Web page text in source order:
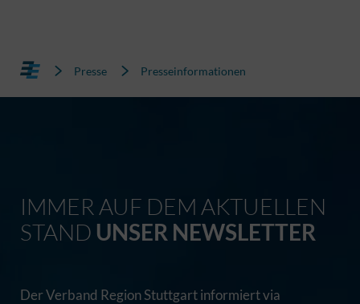
Presse Presseinformationen
IMMER AUF DEM AKTUELLEN
STAND UNSER NEWSLETTER
Der Verband Region Stuttgart informiert via